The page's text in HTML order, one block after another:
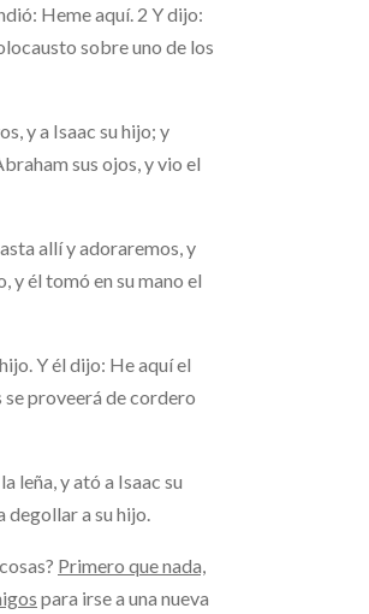
Heme aquí. 2 Y dijo:
sobre uno de los
y a Isaac su hijo; y
sus ojos, y vio el
allí y adoraremos, y
y él tomó en su mano el
Y él dijo: He aquí el
proveerá de cordero
leña, y ató a Isaac su
degollar a su hijo.
Primero que nada,
para irse a una nueva